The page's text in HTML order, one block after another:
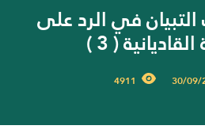
في الرد على
( 3 )
30/09/
4911